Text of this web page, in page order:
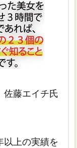
藤エイチ氏
以上の実績を